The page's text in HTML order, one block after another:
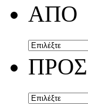
ΑΠΟ
ΠΡΟΣ